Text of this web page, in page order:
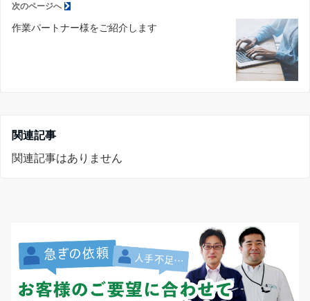
次のページへ
作業パートナー様をご紹介します
関連記事
関連記事はありません